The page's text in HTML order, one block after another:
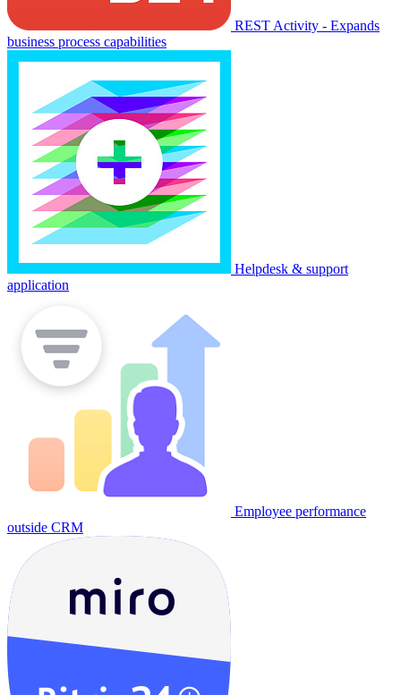
REST Activity - Expands
business process capabilities
Helpdesk & support
application
Employee performance
outside CRM